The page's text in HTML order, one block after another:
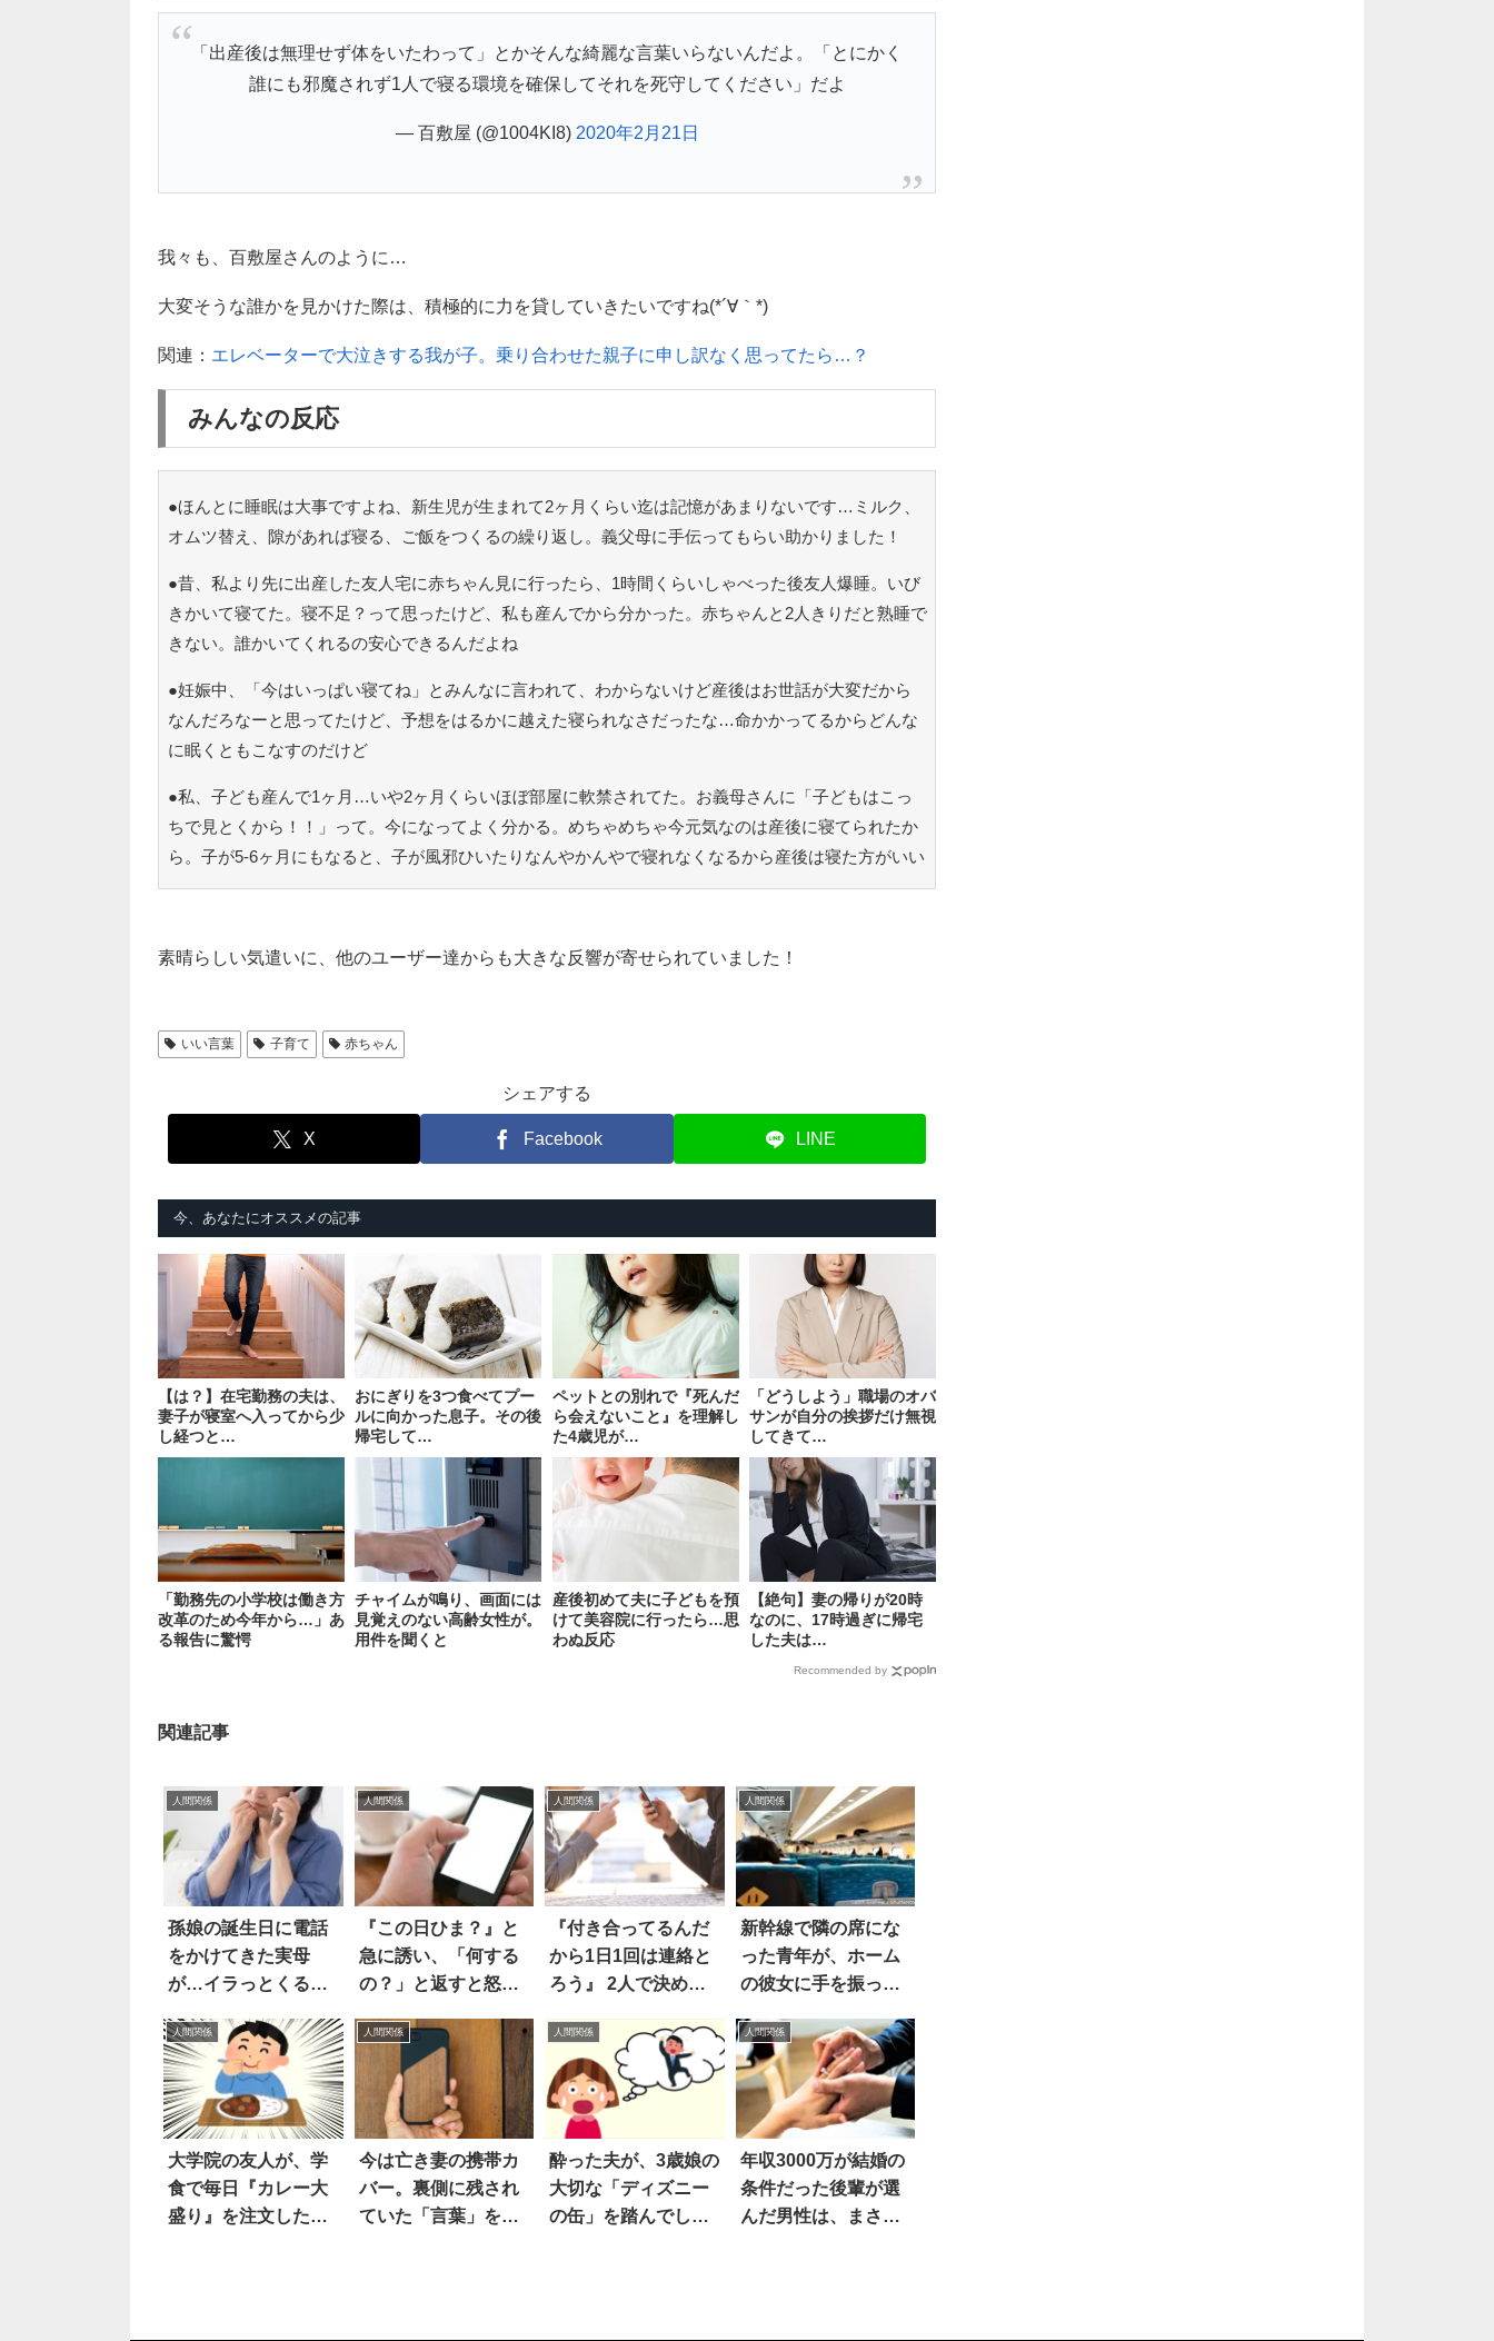
「出産後は無理せず体をいたわって」とかそんな綺麗な言葉いらないんだよ。「とにかく
誰にも邪魔されず1人で寝る環境を確保してそれを死守してください」だよ
— 百敷屋 (@1004KI8) 2020年2月21日
我々も、百敷屋さんのように…
大変そうな誰かを見かけた際は、積極的に力を貸していきたいですね(*´∀｀*)
関連： エレベーターで大泣きする我が子。乗り合わせた親子に申し訳なく思ってたら…？
みんなの反応
●ほんとに睡眠は大事ですよね、新生児が生まれて2ヶ月くらい迄は記憶があまりないです…ミルク、
オムツ替え、隙があれば寝る、ご飯をつくるの繰り返し。義父母に手伝ってもらい助かりました！
●昔、私より先に出産した友人宅に赤ちゃん見に行ったら、1時間くらいしゃべった後友人爆睡。いび
きかいて寝てた。寝不足？って思ったけど、私も産んでから分かった。赤ちゃんと2人きりだと熟睡で
きない。誰かいてくれるの安心できるんだよね
●妊娠中、「今はいっぱい寝てね」とみんなに言われて、わからないけど産後はお世話が大変だから
なんだろなーと思ってたけど、予想をはるかに越えた寝られなさだったな…命かかってるからどんな
に眠くともこなすのだけど
●私、子ども産んで1ヶ月…いや2ヶ月くらいほぼ部屋に軟禁されてた。お義母さんに「子どもはこっ
ちで見とくから！！」って。今になってよく分かる。めちゃめちゃ今元気なのは産後に寝てられたか
ら。子が5-6ヶ月にもなると、子が風邪ひいたりなんやかんやで寝れなくなるから産後は寝た方がいい
素晴らしい気遣いに、他のユーザー達からも大きな反響が寄せられていました！
いい言葉 子育て 赤ちゃん
シェアする
X Facebook LINE
今、あなたにオススメの記事
【は？】在宅勤務の夫は、
妻子が寝室へ入ってから少
し経つと…
おにぎりを3つ食べてプー
ルに向かった息子。その後
帰宅して…
ペットとの別れで『死んだ
ら会えないこと』を理解し
た4歳児が…
「どうしよう」職場のオバ
サンが自分の挨拶だけ無視
してきて…
「勤務先の小学校は働き方
改革のため今年から…」あ
る報告に驚愕
チャイムが鳴り、画面には
見覚えのない高齢女性が。
用件を聞くと
産後初めて夫に子どもを預
けて美容院に行ったら…思
わぬ反応
【絶句】妻の帰りが20時
なのに、17時過ぎに帰宅
した夫は…
Recommended by
関連記事
人間関係
孫娘の誕生日に電話
をかけてきた実母
が…イラっとくる一
人間関係
『この日ひま？』と
急に誘い、「何する
の？」と返すと怒る
に笑った
人間関係
『付き合ってるんだ
から1日1回は連絡と
ろう』 2人で決めた
た！！
人間関係
新幹線で隣の席にな
った青年が、ホーム
の彼女に手を振った
人間関係
大学院の友人が、学
食で毎日『カレー大
盛り』を注文した結
人間関係
今は亡き妻の携帯カ
バー。裏側に残され
ていた「言葉」を見
人間関係
酔った夫が、3歳娘の
大切な「ディズニー
の缶」を踏んでしま
人間関係
年収3000万が結婚の
条件だった後輩が選
んだ男性は、まさか